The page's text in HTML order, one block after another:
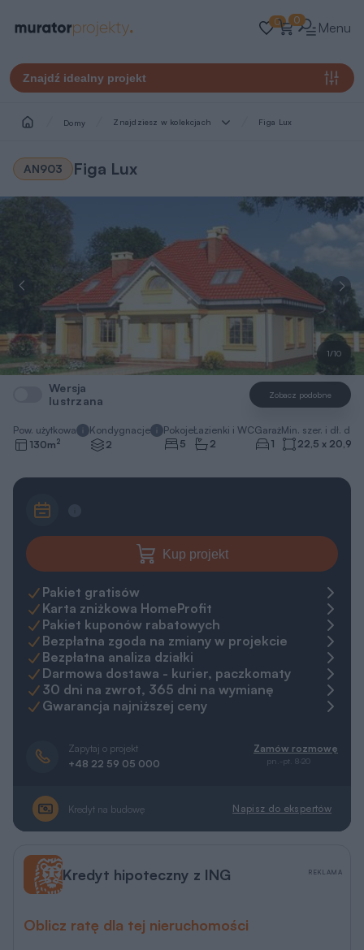
0 0 Menu
Znajdź idealny projekt
Domy Znajdziesz w kolekcjach Figa Lux
AN903 Figa Lux
1/10
Wersja
lustrzana
Zobacz podobne
Pow. użytkowa
130m2
Kondygnacje
2
Pokoje
5
Łazienki i WC
2
Garaż
1
Min. szer. i dł.
22,5 x 20,9
Kup projekt
Pakiet gratisów
Karta zniżkowa HomeProfit
Pakiet kuponów rabatowych
Bezpłatna zgoda na zmiany w projekcie
Bezpłatna analiza działki
Darmowa dostawa - kurier, paczkomaty
30 dni na zwrot, 365 dni na wymianę
Gwarancja najniższej ceny
Zapytaj o projekt
+48 22 59 05 000
Zamów rozmowę
pn.-pt. 8-20
Kredyt na budowę Napisz do ekspertów
Kredyt hipoteczny z ING
Oblicz ratę dla tej nieruchomości
REKLAMA